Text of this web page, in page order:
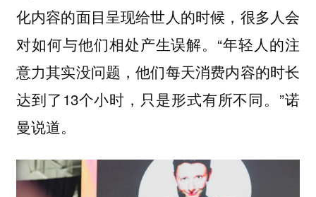
化内容的面目呈现给世人的时候，很多人会
对如何与他们相处产生误解。“年轻人的注
意力其实没问题，他们每天消费内容的时长
达到了13个小时，只是形式有所不同。”诺
曼说道。